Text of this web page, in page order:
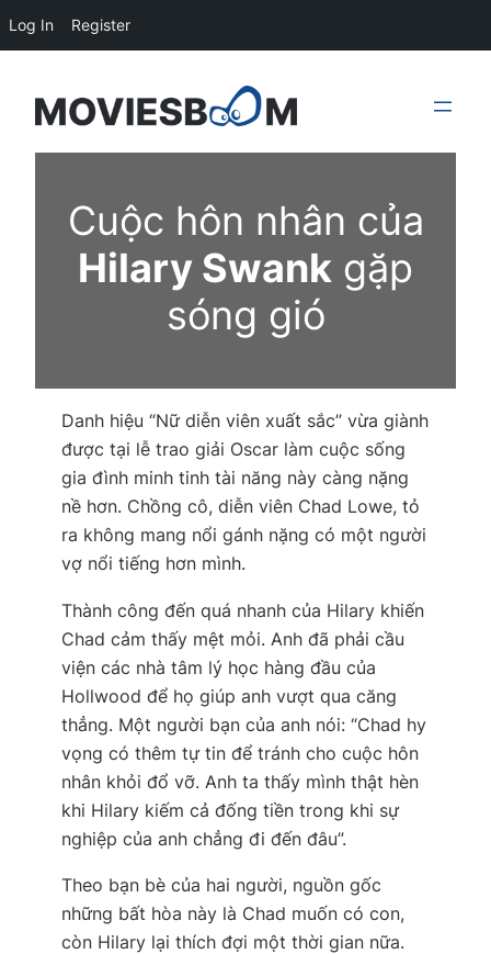
content
Cuộc hôn nhân của
Hilary Swank gặp
sóng gió
Danh hiệu “Nữ diễn viên xuất sắc” vừa giành
được tại lễ trao giải Oscar làm cuộc sống
gia đình minh tinh tài năng này càng nặng
nề hơn. Chồng cô, diễn viên Chad Lowe, tỏ
ra không mang nổi gánh nặng có một người
vợ nổi tiếng hơn mình.
Thành công đến quá nhanh của Hilary khiến
Chad cảm thấy mệt mỏi. Anh đã phải cầu
viện các nhà tâm lý học hàng đầu của
Hollwood để họ giúp anh vượt qua căng
thẳng. Một người bạn của anh nói: “Chad hy
vọng có thêm tự tin để tránh cho cuộc hôn
nhân khỏi đổ vỡ. Anh ta thấy mình thật hèn
khi Hilary kiếm cả đống tiền trong khi sự
nghiệp của anh chẳng đi đến đâu”.
Theo bạn bè của hai người, nguồn gốc
những bất hòa này là Chad muốn có con,
còn Hilary lại thích đợi một thời gian nữa.
Log In Register